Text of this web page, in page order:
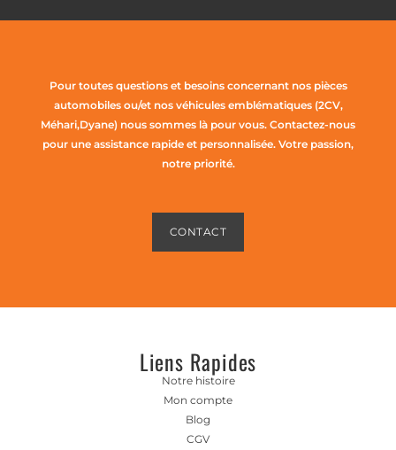
Pour toutes questions et besoins concernant nos pièces
automobiles ou/et nos véhicules emblématiques (2CV,
Méhari,Dyane) nous sommes là pour vous. Contactez-nous
pour une assistance rapide et personnalisée. Votre passion,
notre priorité.
CONTACT
Liens Rapides
Notre histoire
Mon compte
Blog
CGV